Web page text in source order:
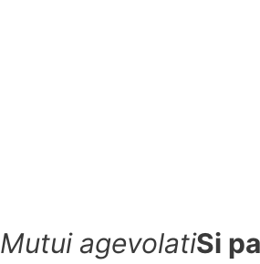
Mutui agevolatiSi